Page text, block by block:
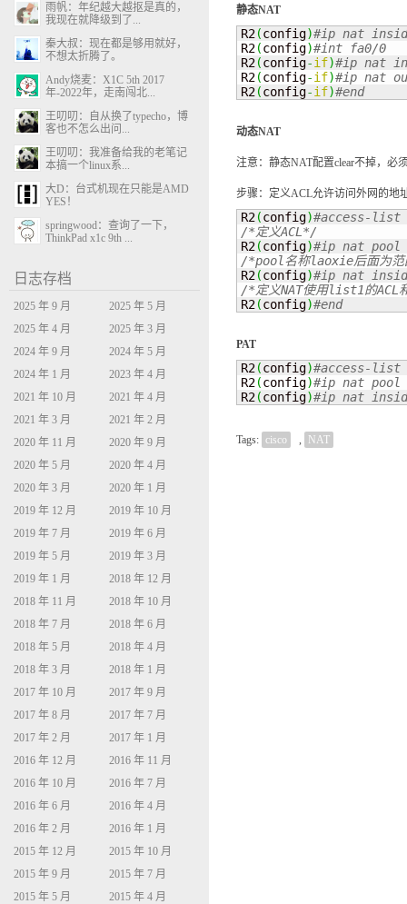
静态NAT
R2(config)
R2(config)
R2(config-if)
R2(config-if)
R2(config-if)#end
动态NAT
注意：静态NAT配置clear不掉，必
步骤：定义ACL允许访问外网的地
R2(config)
/*定义ACL*/
R2(config)
/*pool名称laoxie后面为
R2(config)
/*定义NAT使用list1的
R2(config)#end
PAT
R2(config)
R2(config)
R2(config)#ip nat
Tags: cisco , NAT
雨帆：年纪越大越抠是真的，
我现在就降级到了...
秦大叔：现在都是够用就好，
不想太折腾了。
Andy烧麦：X1C 5th 2017
年-2022年，走南闯北...
王叨叨：自从换了typecho，博
客也不怎么出问...
王叨叨：我准备给我的老笔记
本搞一个linux系...
大D：台式机现在只能是AMD
YES！
springwood：查询了一下，
ThinkPad x1c 9th ...
日志存档
2025 年 9 月
2025 年 5 月
2025 年 4 月
2025 年 3 月
2024 年 9 月
2024 年 5 月
2024 年 1 月
2023 年 4 月
2021 年 10 月
2021 年 4 月
2021 年 3 月
2021 年 2 月
2020 年 11 月
2020 年 9 月
2020 年 5 月
2020 年 4 月
2020 年 3 月
2020 年 1 月
2019 年 12 月
2019 年 10 月
2019 年 7 月
2019 年 6 月
2019 年 5 月
2019 年 3 月
2019 年 1 月
2018 年 12 月
2018 年 11 月
2018 年 10 月
2018 年 7 月
2018 年 6 月
2018 年 5 月
2018 年 4 月
2018 年 3 月
2018 年 1 月
2017 年 10 月
2017 年 9 月
2017 年 8 月
2017 年 7 月
2017 年 2 月
2017 年 1 月
2016 年 12 月
2016 年 11 月
2016 年 10 月
2016 年 7 月
2016 年 6 月
2016 年 4 月
2016 年 2 月
2016 年 1 月
2015 年 12 月
2015 年 10 月
2015 年 9 月
2015 年 7 月
2015 年 5 月
2015 年 4 月